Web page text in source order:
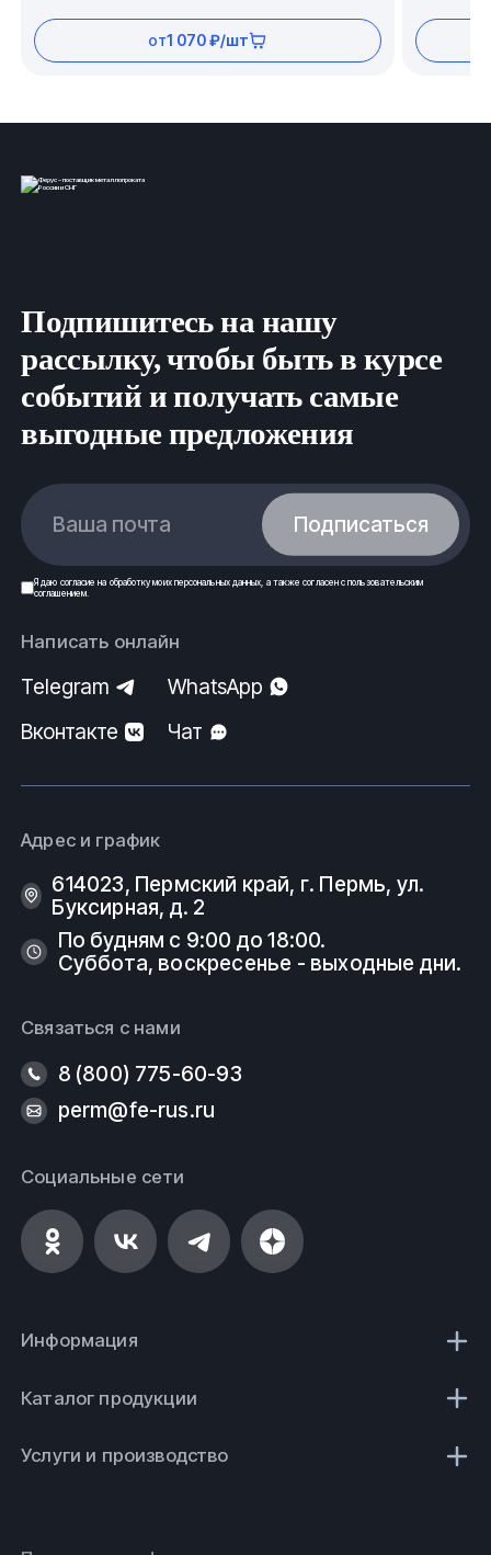
от1 070 ₽/шт
Подпишитесь на нашу
рассылку, чтобы быть в курсе
событий и получать самые
выгодные предложения
Ваша почта Подписаться
Я даю согласие на обработку моих персональных данных, а также согласен спользовательским
соглашением.
Написать онлайн
Telegram
WhatsApp
Вконтакте
Чат
Адрес и график
614023, Пермский край, г. Пермь, ул.
Буксирная, д. 2
По будням с 9:00 до 18:00.
Суббота, воскресенье - выходные дни.
Связаться с нами
8 (800) 775-60-93
perm@fe-rus.ru
Социальные сети
Информация
Каталог продукции
Услуги и производство